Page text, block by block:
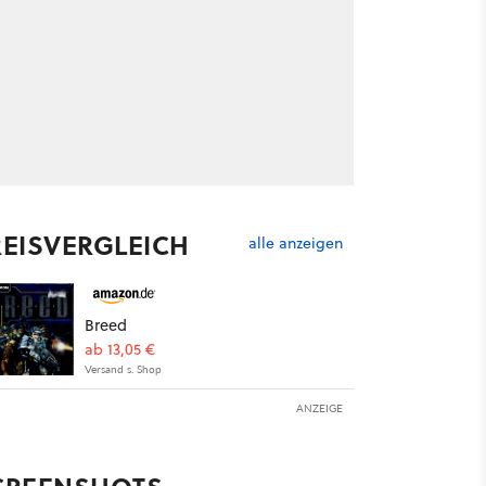
alle anzeigen
Breed
ab 13,05 €
Versand s. Shop
ANZEIGE